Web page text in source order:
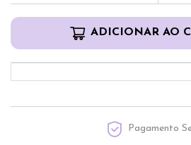
ADICIONAR AO
Pagamento